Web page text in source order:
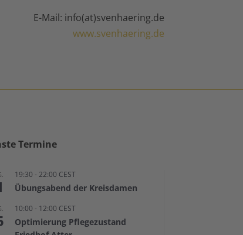
E-Mail: info(at)svenhaering.de
www.svenhaering.de
Termine
19:30 -22:00 CEST
Übungsabend der Kreisdamen
10:00 - 12:00 CEST
Optimierung Pflegezustand